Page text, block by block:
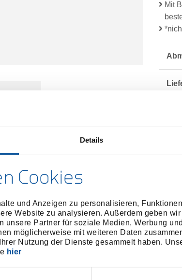
Details
Cookies
und Anzeigen zu personalisieren,
Website zu analysieren. Außerdem geben
unsere Partner für soziale Medien, Werbung
möglicherweise mit weiteren Daten
Nutzung der Dienste gesammelt haben.
hier
Mit